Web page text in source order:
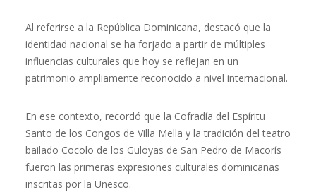
Al referirse a la República Dominicana, destacó que la
identidad nacional se ha forjado a partir de múltiples
influencias culturales que hoy se reflejan en un
patrimonio ampliamente reconocido a nivel internacional.
En ese contexto, recordó que la Cofradía del Espíritu
Santo de los Congos de Villa Mella y la tradición del teatro
bailado Cocolo de los Guloyas de San Pedro de Macorís
fueron las primeras expresiones culturales dominicanas
inscritas por la Unesco.